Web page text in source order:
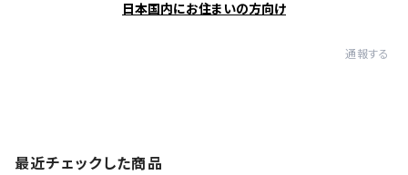
日本国内にお住まいの方向け
通報する
最近チェックした商品